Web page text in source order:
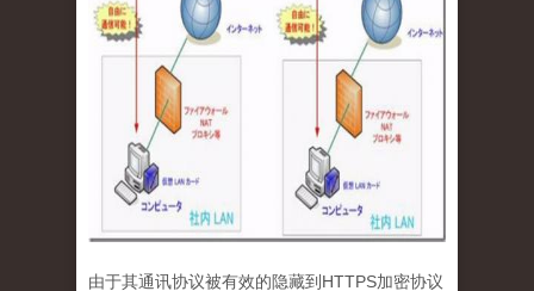
由于其通讯协议被有效的隐藏到 HTTPS加密协议